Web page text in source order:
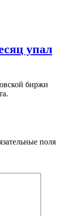
упал
биржи
поля